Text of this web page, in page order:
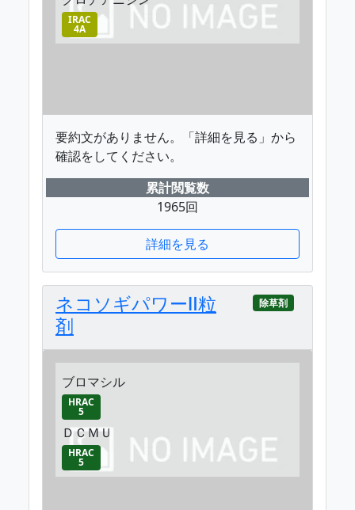
IRAC
4A
要約文がありません。「詳細を見る」から
確認をしてください。
累計閲覧数
1965回
詳細を見る
ネコソギパワーⅡ粒
剤
除草剤
ブロマシル
HRAC
5
ＤＣＭＵ
HRAC
5